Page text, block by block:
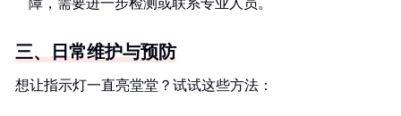
障，需要进一步检测或联系专业人员。
三、日常维护与预防
想让指示灯一直亮堂堂？试试这些方法：